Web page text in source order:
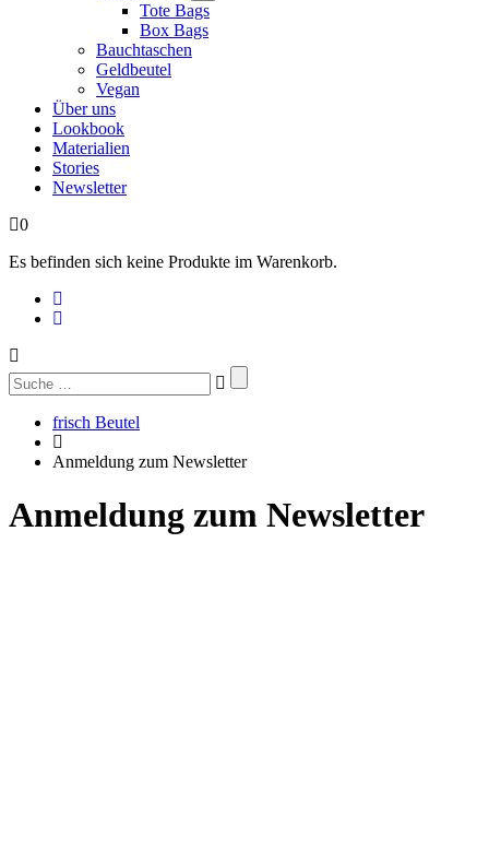
Tote Bags
Box Bags
Bauchtaschen
Geldbeutel
Vegan
Über uns
Lookbook
Materialien
Stories
Newsletter
0
Es befinden sich keine Produkte im Warenkorb.
Suchen
nach:
frisch Beutel
Anmeldung zum Newsletter
Anmeldung zum Newsletter